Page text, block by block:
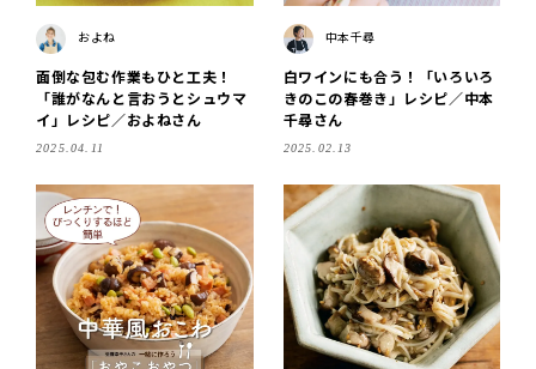
およね
面倒な包む作業もひと工夫！
「誰がなんと言おうとシュウマ
イ」レシピ／およねさん
2025.04.11
中本千尋
白ワインにも合う！「いろいろ
きのこの春巻き」レシピ／中本
千尋さん
2025.02.13